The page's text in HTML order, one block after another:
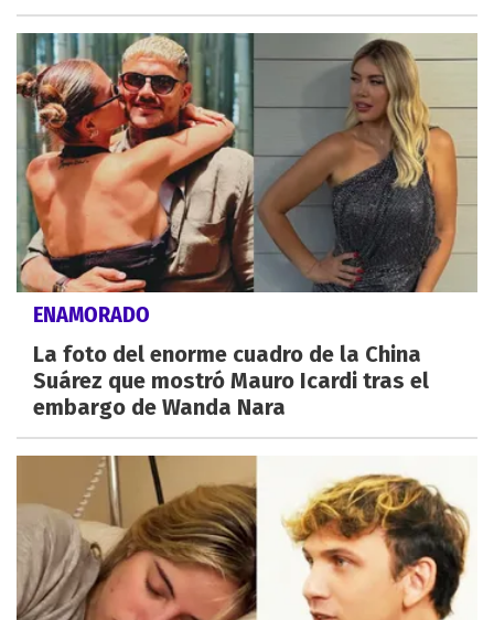
ENAMORADO
La foto del enorme cuadro de la China
Suárez que mostró Mauro Icardi tras el
embargo de Wanda Nara